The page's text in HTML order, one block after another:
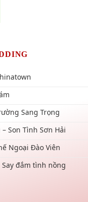
Sang Trọng
Son Tình Sơn Hải
Ngoại Đào Viên
Say đắm tình nồng